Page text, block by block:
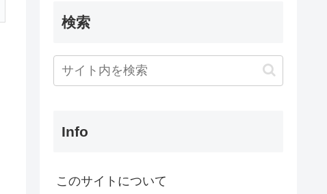
検索
Info
このサイトについて